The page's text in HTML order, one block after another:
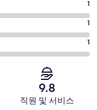
1
1
1
9.8
직원 및 서비스